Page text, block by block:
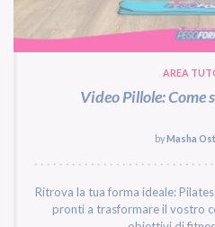
AREA
Video Pillole:
by Masha
Ritrova la tua forma ideale:
pronti a trasformare il vostro